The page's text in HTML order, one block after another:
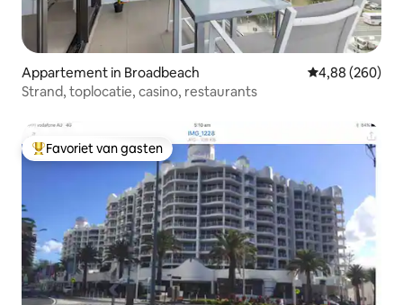
Appartement in Broadbeach Gemiddelde
4,88 (260)
Strand, toplocatie, casino, restaurants
Topfavoriet van gasten
Favoriet van gasten